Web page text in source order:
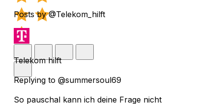
Posts by @Telekom_hilft
Telekom hilft
Replying to @summersoul69
So pauschal kann ich deine Frage nicht